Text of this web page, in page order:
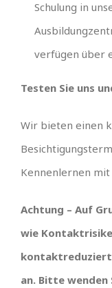
Schulung in
verfügen über
Testen Sie uns
Wir bieten einen
Kennenlernen mit
Achtung – Auf
wie
an. Bitte